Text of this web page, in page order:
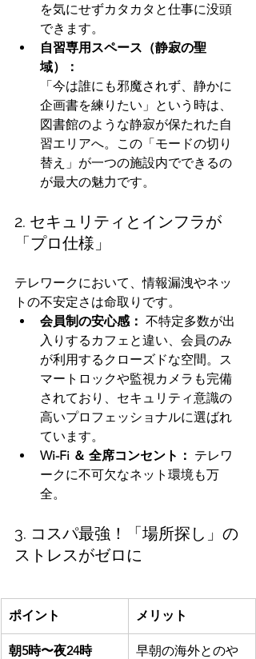
を気にせずカタカタと仕事に没頭
できます。
自習専用スペース（静寂の聖
域）：
「今は誰にも邪魔されず、静かに
企画書を練りたい」という時は、
図書館のような静寂が保たれた自
習エリアへ。この「モードの切り
替え」が一つの施設内でできるの
が最大の魅力です。
2. セキュリティとインフラが
「プロ仕様」
テレワークにおいて、情報漏洩やネッ
トの不安定さは命取りです。
会員制の安心感： 不特定多数が出
入りするカフェと違い、会員のみ
が利用するクローズドな空間。ス
マートロックや監視カメラも完備
されており、セキュリティ意識の
高いプロフェッショナルに選ばれ
ています。
Wi-Fi ＆ 全席コンセント： テレワ
ークに不可欠なネット環境も万
全。
3. コスパ最強！「場所探し」の
ストレスがゼロに
ポイント メリット
朝5時〜夜24時 早朝の海外とのや